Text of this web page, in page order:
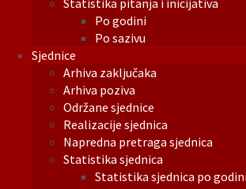
Statistika pitanja i inicijativa
Po godini
Po sazivu
Sjednice
Arhiva zaključaka
Arhiva poziva
Održane sjednice
Realizacije sjednica
Napredna pretraga sjednica
Statistika sjednica
Statistika sjednica po